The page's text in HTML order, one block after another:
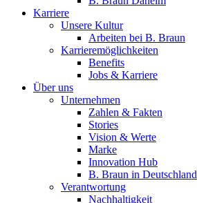
Karriere
Unsere Kultur
Arbeiten bei B. Braun
Karrieremöglichkeiten
Benefits
Jobs & Karriere
Über uns
Unternehmen
Zahlen & Fakten
Stories
Vision & Werte
Marke
Innovation Hub
B. Braun in Deutschland
Verantwortung
Nachhaltigkeit